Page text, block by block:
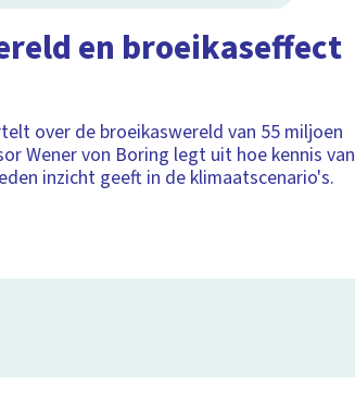
en broeikaseffect
over de broeikaswereld van 55 miljoen
Wener von Boring legt uit hoe kennis van
inzicht geeft in de klimaatscenario's.